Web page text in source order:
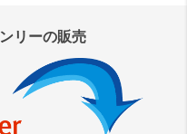
リーの販売